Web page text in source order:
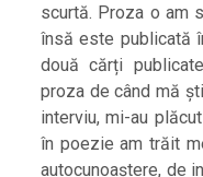
scurtă. Proza o am
însă este publicată
două cărți
proza de când mă
interviu, mi-au
în poezie am trăit
autocunoaștere, de